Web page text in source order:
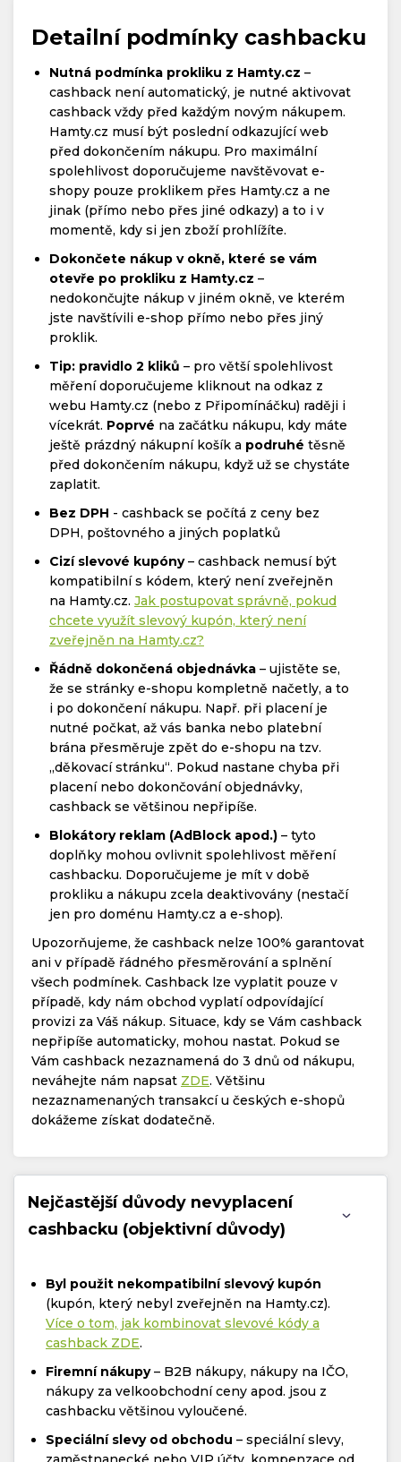
Detailní podmínky cashbacku
Nutná podmínka prokliku z Hamty.cz –
cashback není automatický, je nutné aktivovat
cashback vždy před každým novým nákupem.
Hamty.cz musí být poslední odkazující web
před dokončením nákupu. Pro maximální
spolehlivost doporučujeme navštěvovat e-
shopy pouze proklikem přes Hamty.cz a ne
jinak (přímo nebo přes jiné odkazy) a to i v
momentě, kdy si jen zboží prohlížíte.
Dokončete nákup v okně, které se vám
otevře po prokliku z Hamty.cz –
nedokončujte nákup v jiném okně, ve kterém
jste navštívili e-shop přímo nebo přes jiný
proklik.
Tip: pravidlo 2 kliků – pro větší spolehlivost
měření doporučujeme kliknout na odkaz z
webu Hamty.cz (nebo z Připomínáčku) raději i
vícekrát. Poprvé na začátku nákupu, kdy máte
ještě prázdný nákupní košík a podruhé těsně
před dokončením nákupu, když už se chystáte
zaplatit.
Bez DPH - cashback se počítá z ceny bez
DPH, poštovného a jiných poplatků
Cizí slevové kupóny– cashback nemusí být
kompatibilní s kódem, který není zveřejněn
na Hamty.cz. Jak postupovat správně, pokud
chcete využít slevový kupón, který není
zveřejněn na Hamty.cz?
Řádně dokončená objednávka – ujistěte se,
že se stránky e-shopu kompletně načetly, a to
i po dokončení nákupu. Např. při placení je
nutné počkat, až vás banka nebo platební
brána přesměruje zpět do e-shopu na tzv.
„děkovací stránku“. Pokud nastane chyba při
placení nebo dokončování objednávky,
cashback se většinou nepřipíše.
Blokátory reklam (AdBlock apod.) – tyto
doplňky mohou ovlivnit spolehlivost měření
cashbacku. Doporučujeme je mít v době
prokliku a nákupu zcela deaktivovány (nestačí
jen pro doménu Hamty.cz a e-shop).
Upozorňujeme, že cashback nelze 100% garantovat
ani v případě řádného přesměrování a splnění
všech podmínek. Cashback lze vyplatit pouze v
případě, kdy nám obchod vyplatí odpovídající
provizi za Váš nákup. Situace, kdy se Vám cashback
nepřipíše automaticky, mohou nastat. Pokud se
Vám cashback nezaznamená do 3 dnů od nákupu,
neváhejte nám napsat ZDE. Většinu
nezaznamenaných transakcí u českých e-shopů
dokážeme získat dodatečně.
Nejčastější důvody nevyplacení
cashbacku (objektivní důvody)
Byl použit nekompatibilní slevový kupón
(kupón, který nebyl zveřejněn na Hamty.cz).
Více o tom, jak kombinovat slevové kódy a
cashback ZDE.
Firemní nákupy– B2B nákupy, nákupy na IČO,
nákupy za velkoobchodní ceny apod. jsou z
cashbacku většinou vyloučené.
Speciální slevy od obchodu – speciální slevy,